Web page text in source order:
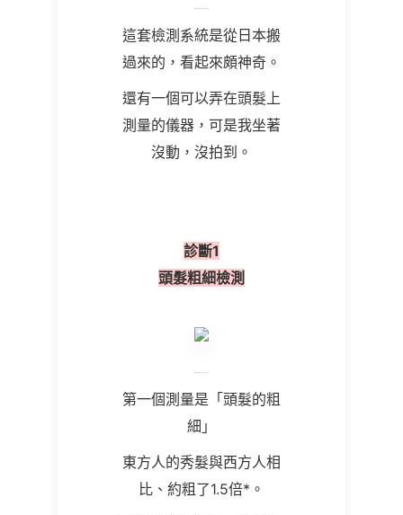
這套檢測系統是從日本搬
過來的，看起來頗神奇。
還有一個可以弄在頭髮上
測量的儀器，可是我坐著
沒動，沒拍到。
診斷1
頭髮粗細檢測
第一個測量是「頭髮的粗
細」
東方人的秀髮與西方人相
比、約粗了1.5倍*。